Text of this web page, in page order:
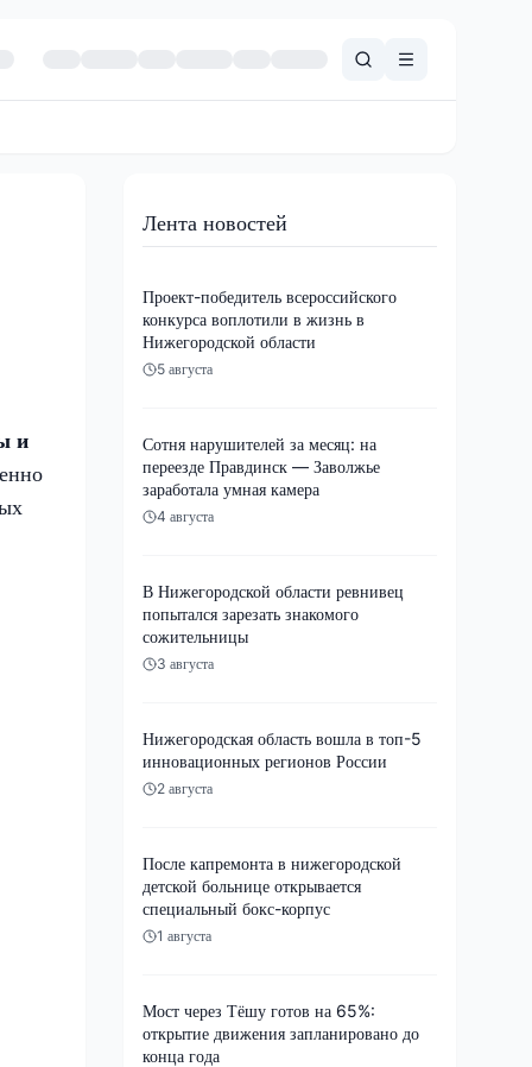
и
Лента новостей
Проект-победитель всероссийского
конкурса воплотили в жизнь в
Нижегородской области
5 августа
Сотня нарушителей за месяц: на
переезде Правдинск — Заволжье
заработала умная камера
4 августа
В Нижегородской области ревнивец
попытался зарезать знакомого
сожительницы
3 августа
Нижегородская область вошла в топ-5
инновационных регионов России
2 августа
После капремонта в нижегородской
детской больнице открывается
специальный бокс-корпус
1 августа
Мост через Тёшу готов на 65%:
открытие движения запланировано до
конца года